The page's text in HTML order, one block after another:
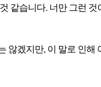
같습니다. 너만 그런 것
않겠지만, 이 말로 인해